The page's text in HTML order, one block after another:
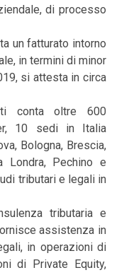
di processo
un fatturato intorno
in termini di minor
si attesta in circa
conta oltre 600
10 sedi in Italia
Bologna, Brescia,
Londra, Pechino e
tributari e legali in
tributaria e
assistenza in
in operazioni di
di Private Equity,